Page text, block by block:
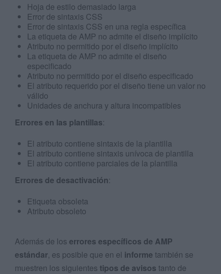
Hoja de estilo demasiado larga
Error de sintaxis CSS
Error de sintaxis CSS en una regla específica
La etiqueta de AMP no admite el diseño implícito
Atributo no permitido por el diseño implícito
La etiqueta de AMP no admite el diseño
especificado
Atributo no permitido por el diseño especificado
El atributo requerido por el diseño tiene un valor no
válido
Unidades de anchura y altura incompatibles
Errores en las plantillas:
El atributo contiene sintaxis de la plantilla
El atributo contiene sintaxis unívoca de plantilla
El atributo contiene parciales de la plantilla
Errores de desactivación:
Etiqueta obsoleta
Atributo obsoleto
Además de los errores específicos de AMP
estándar, es posible que en el informe también se
muestren los siguientes tipos de avisos tanto de